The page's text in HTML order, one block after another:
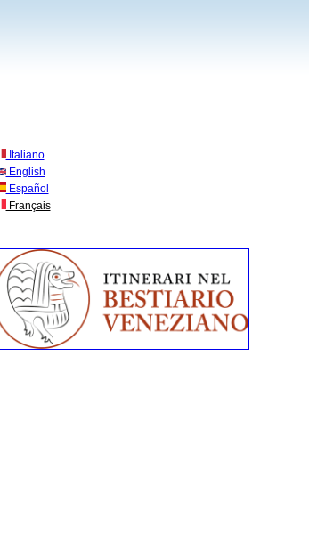
Italiano
English
Español
Français